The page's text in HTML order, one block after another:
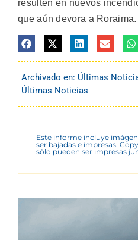
resulten en nuevos
que aún devora a
Archivado en: Últimas
Últimas Noticias
Este informe incluye
ser bajadas e impresas.
sólo pueden ser impresas